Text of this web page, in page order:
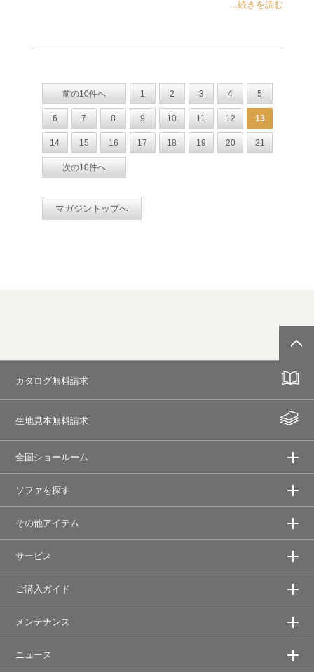
...続きを読む
前の10件へ 1 2 3 4 5
6 7 8 9 10 11 12 13
14 15 16 17 18 19 20 21
次の10件へ
マガジントップへ
カタログ無料請求
生地見本無料請求
全国ショールーム
ソファを探す
その他アイテム
サービス
ご購入ガイド
メンテナンス
ニュース